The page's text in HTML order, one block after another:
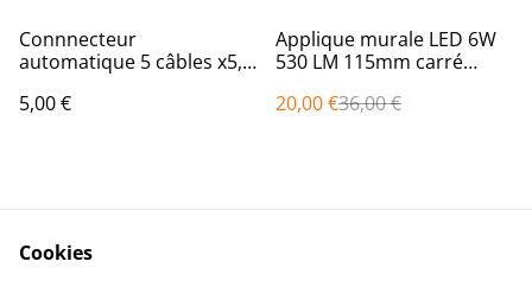
Connnecteur
automatique 5 câbles x5,
5,00 €
%
Applique murale LED 6W
530 LM 115mm carré
IP54, Aluminium/PC, 6 W,
20,00 €36,00 €
Cookies